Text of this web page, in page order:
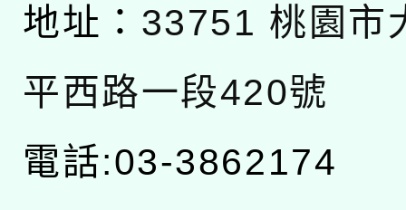
地址： 33751 桃園市
平西路一段420號
電話:03-3862174